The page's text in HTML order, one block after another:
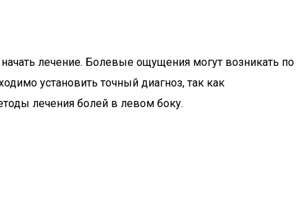
лечение. Болевые ощущения могут возникать по
установить точный диагноз, так как
лечения болей в левом боку.